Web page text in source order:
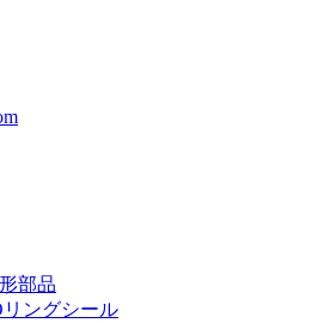
部品
リングシール